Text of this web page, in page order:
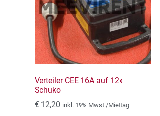
Verteiler CEE 16A auf 12x
Schuko
€ 12,20 inkl. 19% Mwst./Miettag